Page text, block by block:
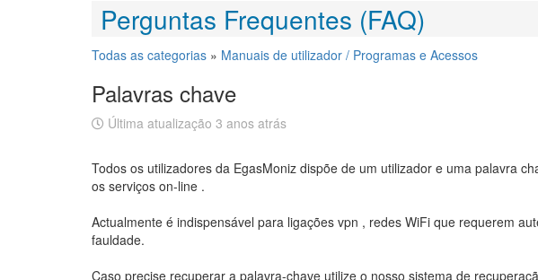
Perguntas Frequentes (FAQ)
Todas as categorias » Manuais de utilizador / Programas e Acessos
Palavras chave
Última atualização 3 anos atrás
Todos os utilizadores da EgasMoniz dispõe de um utilizador e uma palavra
os serviços on-line .
Actualmente é indispensável para ligações vpn , redes WiFi que requerem
fauldade.
Caso precise recuperar a palavra-chave utilize o nosso sistema de